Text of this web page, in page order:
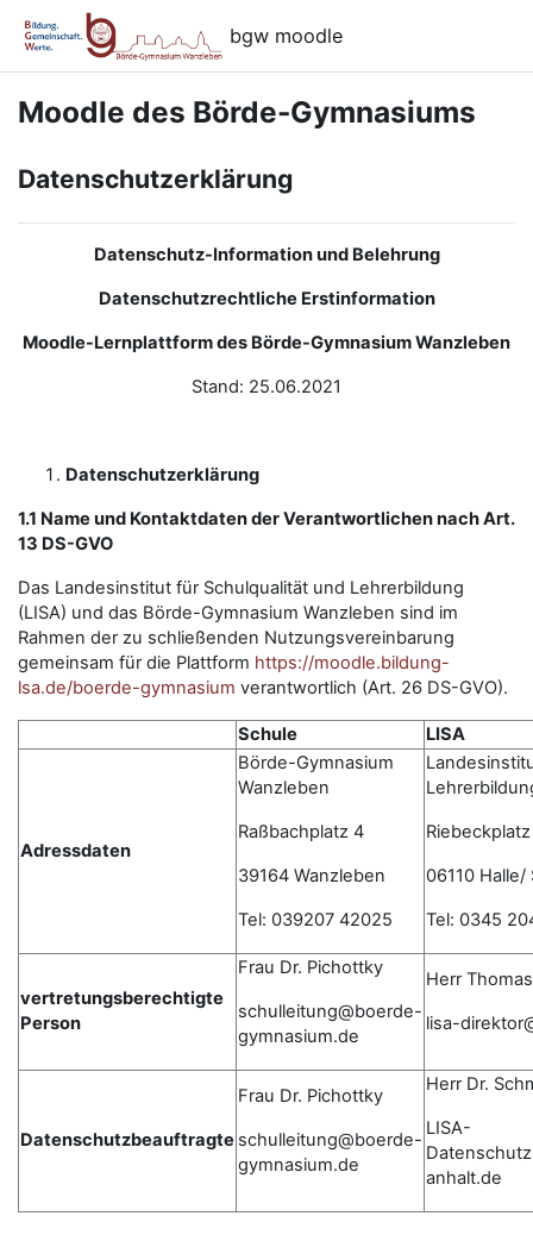
Zum Hauptinhalt
bgw moodle
Moodle des Börde-Gymnasiums
Datenschutzerklärung
Datenschutz-Information und Belehrung
Datenschutzrechtliche Erstinformation
Moodle-Lernplattform des Börde-Gymnasium Wanzleben
Stand: 25.06.2021
Datenschutzerklärung
1.1 Name und Kontaktdaten der Verantwortlichen nach Art.
13 DS-GVO
Das Landesinstitut für Schulqualität und Lehrerbildung
(LISA) und das Börde-Gymnasium Wanzleben sind im
Rahmen der zu schließenden Nutzungsvereinbarung
gemeinsam für die Plattform https://moodle.bildung-
lsa.de/boerde-gymnasium verantwortlich (Art. 26 DS-GVO).
Schule LISA
Adressdaten
Börde-Gymnasium
Wanzleben
Raßbachplatz 4
39164 Wanzleben
Tel: 039207 42025
06110 Halle/
Tel: 0345
vertretungsberechtigte
Person
Frau Dr. Pichottky
schulleitung@boerde-
gymnasium.de
Herr
lisa-
Datenschutzbeauftragte
Frau Dr. Pichottky
schulleitung@boerde-
gymnasium.de
Herr Dr.
LISA-
anhalt.de